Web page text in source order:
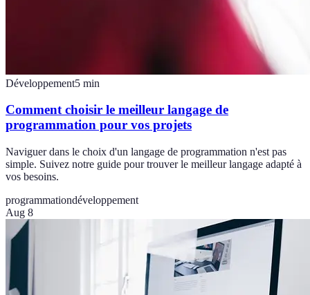
Développement5 min
Comment choisir le meilleur langage de
programmation pour vos projets
Naviguer dans le choix d'un langage de programmation n'est pas
simple. Suivez notre guide pour trouver le meilleur langage adapté à
vos besoins.
programmationdéveloppement
Aug 8